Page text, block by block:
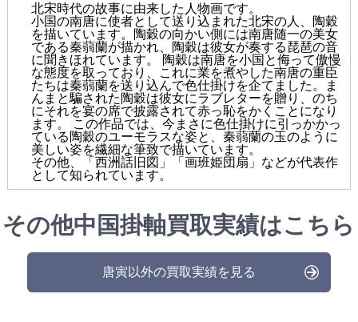
北宋時代の故事に由来した人物画です。
小国の南唐に使者として送り込まれた北宋の人、陶穀
を描いています。陶穀の向かい側には南唐随一の美女
である秦蒻蘭が描かれ、陶穀は彼女が奏する琵琶の音
に聞きほれています。 陶穀は南唐を小国と侮って傲慢
な態度を取っており、これに業を煮やした南唐の重臣
たちは秦蒻蘭を送り込んで色仕掛けを企てました。ま
んまと騙された陶穀は彼女にラブレターを贈り、のち
にそれを宴の席で披露されて赤っ恥をかくことになり
ます。 この作品では、今まさに色仕掛けに引っかかっ
ている陶穀のユーモラスな姿と、秦蒻蘭の玉のように
美しい姿を繊細な筆致で描いています。
その他、「西洲話旧図」「画班姫団扇」などが代表作
として知られています。
その他中国掛軸買取実績はこちら
唐寅以外の買取実績を見る